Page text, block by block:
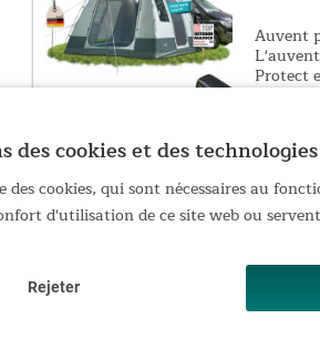
Auvent
Protect
DETAILS
Auvent
des cookies et des
des cookies, qui sont nécessaires au
d'utilisation de ce site web ou
Rejeter